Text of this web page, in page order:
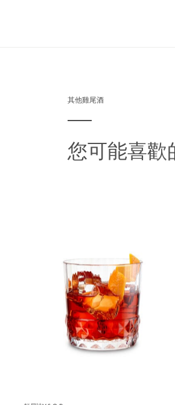
其他雞尾酒
您可能喜歡